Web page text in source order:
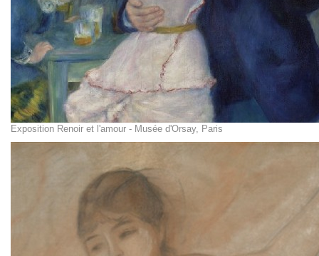
Exposition Renoir et l'amour - Musée d'Orsay, Paris